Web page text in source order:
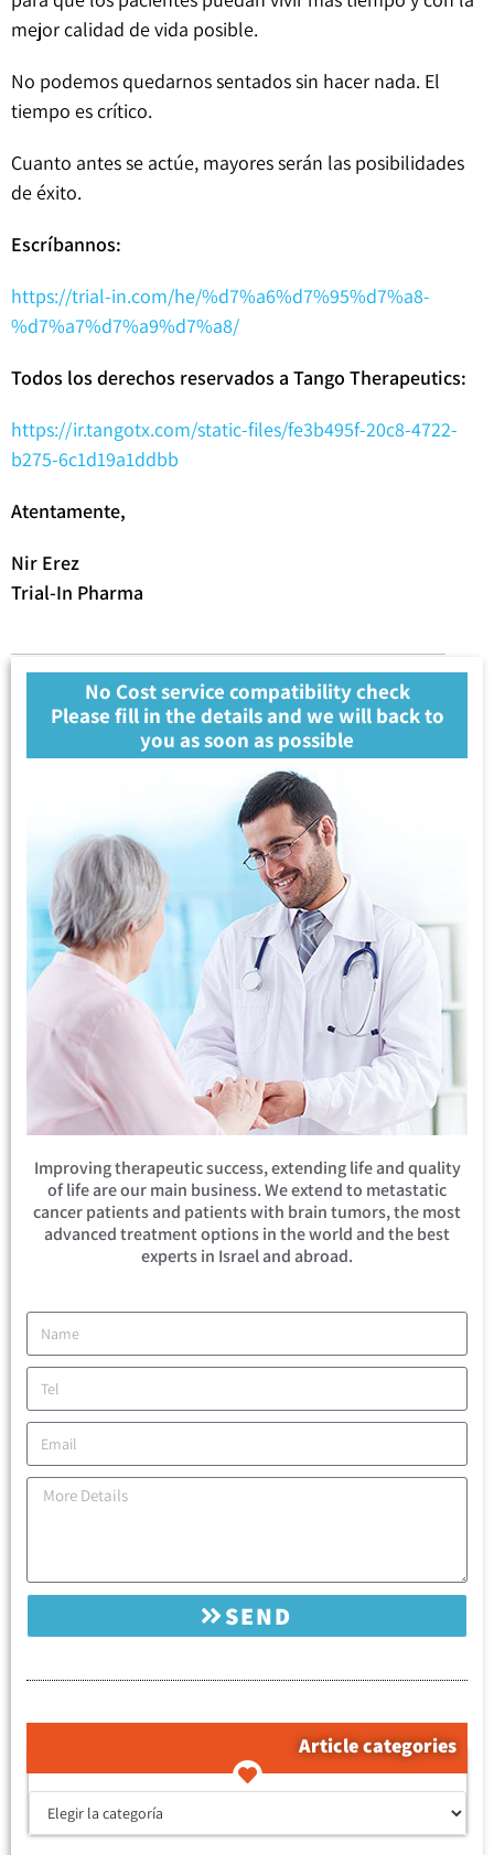
mejor calidad de vida posible.
No podemos quedarnos sentados sin hacer nada. El
tiempo es crítico.
Cuanto antes se actúe, mayores serán las posibilidades
de éxito.
Escríbannos:
https://trial-in.com/he/%d7%a6%d7%95%d7%a8-
%d7%a7%d7%a9%d7%a8/
Todos los derechos reservados a Tango Therapeutics:
https://ir.tangotx.com/static-files/fe3b495f-20c8-4722-
b275-6c1d19a1ddbb
Atentamente,
Nir Erez
Trial-In Pharma
No Cost service compatibility check
Please fill in the details and we will back to
you as soon as possible
Improving therapeutic success, extending life and quality
of life are our main business. We extend to metastatic
cancer patients and patients with brain tumors, the most
advanced treatment options in the world and the best
experts in Israel and abroad.
SEND
Article categories